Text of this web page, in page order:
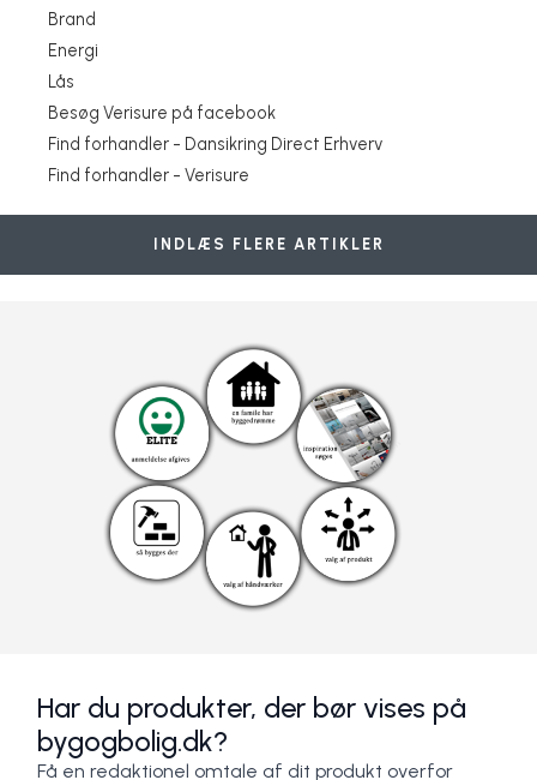
Brand
Energi
Lås
Besøg Verisure på facebook
Find forhandler - Dansikring Direct Erhverv
Find forhandler - Verisure
Verisure Pro til erhverv
Verisure klimadetektor
Nyhed! Musedetektor
Verisure vanddetektor
Verisure Night Control
Personlig sikkerhed på arbejdspladsen
Tyverialarm med kameradetektor for hurtig verifikation af
alarmårsag
Hjælpen er kun ét klik væk
Slå alarmen fra, når du låser døren op!
Fjernstyr dit Panasonic klimaanlæg med Verisure app
INDLÆS FLERE ARTIKLER
Har du produkter, der bør vises på
bygogbolig.dk?
Få en redaktionel omtale af dit produkt overfor